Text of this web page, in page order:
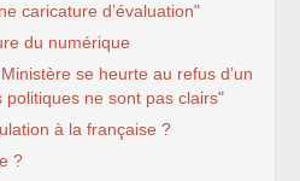
caricature d’évaluation"
du numérique
se heurte au refus d’un
ne sont pas clairs"
à la française ?
?